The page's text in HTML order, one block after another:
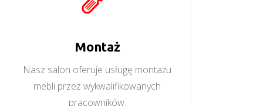
Montaż
Nasz salon oferuje usługę montażu
mebli przez wykwalifikowanych
pracowników.